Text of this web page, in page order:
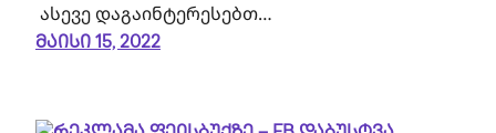
ასევე დაგაინტერესებთ…
მაისი 15, 2022